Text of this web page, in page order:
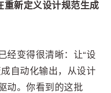
新定义设计规范生成
经变得很清晰：让“设
自动化输出，从设计
动。你看到的这批